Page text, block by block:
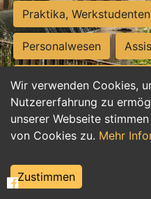
Wir verwenden Cookies,
Nutzererfahrung zu
unserer Webseite
von Cookies zu. Mehr
Zustimmen
Praktika,
Personalwesen
Hilfskräfte, Aushilfs- und
Einkauf, Logistik,
Weiterbildung, Studium,
Tourismus